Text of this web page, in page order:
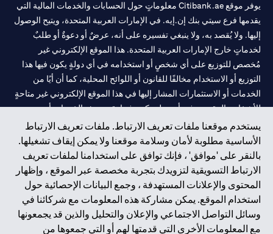
يستخدم موقعنا ملفات تعريف الارتباط. ملفات تعريف الارتباط
الأساسية مطلوبة لأمان وسلامة موقعنا ولا يمكن إيقاف تشغيلها.
بالنقر على 'موافق' ، فإنك توافق على استخدامنا لملفات تعريف
الارتباط التسويقية لتزويدك بتجربة مخصصة عبر الموقع ، وإظهار
المحتوى والإعلانات المستهدفة ، وجمع البيانات الإحصائية حول
استخدام الموقع. يمكن مشاركة هذه المعلومات مع شركائنا في
وسائل التواصل الاجتماعي والإعلان والتحليل والذين قد يجمعونها
مع المعلومات الأخرى التي قدمتها لهم أو التي جمعوها من
يوفر موقع Citibank.ae معلوماتٍ حول الحسابات والخدمات المالية التي
يقدمها فرع سيتي بنك إن.إيه. في الإمارات العربية المتحدة، ويتيح الوصول
إليها. ولا يُقصد به، ولا ينبغي تفسيره على أنه، عرضٌ أو دعوةٌ أو طلبٌ
لخدماتٍ خارج الإمارات العربية المتحدة. هذا الموقع الإلكتروني غير
مُخصص للتوزيع على أي شخصٍ أو استخدامه في أي دولةٍ يكون فيها هذا
التوزيع أو الاستخدام مخالفًا للقانون أو اللوائح المحلية، كما أن أيًا من
الخدمات أو الاستثمارات المشار إليها في هذا الموقع الإلكتروني غير متاحةٍ
للأشخاص المقيمين في أي دولةٍ يكون فيها تقديم هذه الخدمات أو
الاستثمارات مخالفًا للقانون أو اللوائح المحلية.
سيتي بنك هي علامة خدمة لشركة Citigroup Inc. أو .Citibank N.A ،
مستخدمة ومسجلة في جميع أنحاء العالم.
سيتي بنك إن. إيه. الإمارات مسجل لدى مصرف الإمارات المركزي تحت
أرقام التراخيص 202563 لفرع الوصل في دبي، 531989 لفرع مول
الإمارات في دبي، و
CN-1002019 لفرع أبوظبي. هاتف: 4000 311 04.